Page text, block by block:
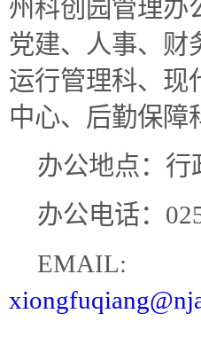
州科创园管理办
党建、人事、财
运行管理科、现
中心、后勤保障
办公地点：行
办公电话：
EMAIL: